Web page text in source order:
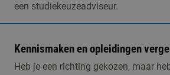
een studiekeuzeadviseur.
Kennismaken en opleidingen
Heb je een richting gekozen, maar